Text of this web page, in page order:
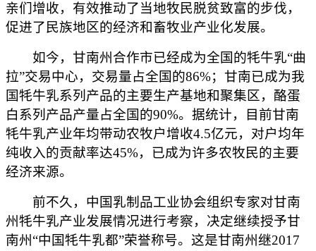
亲们增收，有效推动了当地牧民脱贫致富的步伐，
促进了民族地区的经济和畜牧业产业化发展。
如今，甘南州合作市已经成为全国的牦牛乳“曲
拉”交易中心，交易量占全国的86%；甘南已成为我
国牦牛乳系列产品的主要生产基地和聚集区，酪蛋
白系列产品产量占全国的90%。据统计，目前甘南
牦牛乳产业年均带动农牧户增收4.5亿元，对户均年
纯收入的贡献率达45%，已成为许多农牧民的主要
经济来源。
前不久，中国乳制品工业协会组织专家对甘南
州牦牛乳产业发展情况进行考察，决定继续授予甘
南州“中国牦牛乳都”荣誉称号。这是甘南州继2017